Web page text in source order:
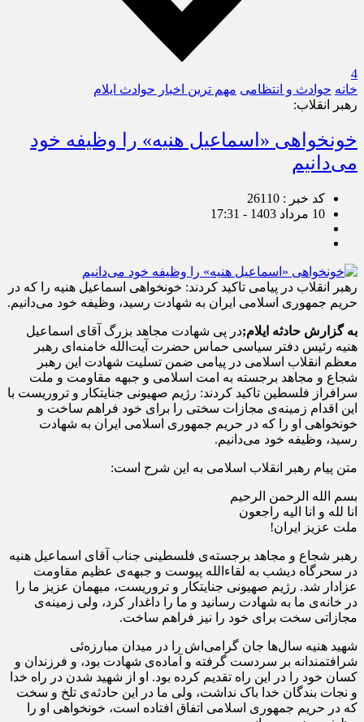
4
خانه حوادث و انتظامی مهم ترین اخبار حوادث ایلام
رهبر انقلاب:
خونخواهی «اسماعیل هنیه» را وظیفه خود
می‌دانیم
کد خبر : 26110
10 مرداد 1403 - 17:31
رهبر انقلاب در پیامی تاکید کردند: خونخواهی اسماعیل هنیه را که در
حریم جمهوری اسلامی ایران به شهادت رسید، وظیفه خود می‌دانیم.
به گزارش حادثه ایلام;در پی شهادت مجاهد بزرگ آقای اسماعیل
هنیه رئیس دفتر سیاسی حماس حضرت آیت‌الله خامنه‌ای رهبر
معظم انقلاب اسلامی در پیامی ضمن تسلیت شهادت این رهبر
شجاع و مجاهد برجسته به امت اسلامی و جبهه مقاومت و ملت
سرافراز فلسطین تاکید کردند: رژیم صهیونی جنایتکار و تروریست با
این اقدام زمینه‌ی مجازات سختی را برای خود فراهم ساخت و
خونخواهی او را که در حریم جمهوری اسلامی ایران به شهادت
رسید، وظیفه خود می‌دانیم.
متن پیام رهبر انقلاب اسلامی به این شرح است:
بسم الله الرحمن الرحیم
انا لله و انا الیه راجعون
ملت عزیز ایران!
رهبر شجاع و مجاهد برجسته‌ی فلسطینی جناب آقای اسماعیل هنیه
در سحرگاه دیشب به لقاء‌الله پیوست و جبهه‌ی عظیم مقاومت
عزادار شد. رژیم صهیونی جنایتکار و تروریست، میهمان عزیز ما را
در خانه‌ی ما به شهادت رسانید و ما را داغدار کرد، ولی زمینه‌ی
مجازاتی سخت برای خود را نیز فراهم ساخت.
شهید هنیه سال‌ها جان گرامی‌اش را در میدان مبارزه‌ئی
شرافتمندانه بر سردست گرفته و آماده‌ی شهادت بود، و فرزندان و
کسان خود را در این راه تقدیم کرده بود. او از شهید شدن در راه خدا
و نجات بندگان خدا باک نداشت، ولی ما در این حادثه‌ی تلخ و سخت
که در حریم جمهوری اسلامی اتفاق افتاده است، خونخواهی او را